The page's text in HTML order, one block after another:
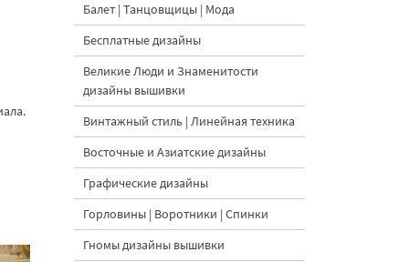
Балет | Танцовщицы | Мода
Бесплатные дизайны
Великие Люди и Знаменитости
дизайны вышивки
Винтажный стиль | Линейная техника
Восточные и Азиатские дизайны
Графические дизайны
Горловины | Воротники | Спинки
Гномы дизайны вышивки